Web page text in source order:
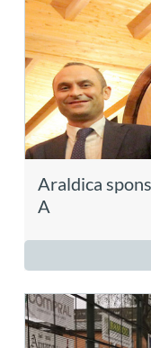
Araldica
A